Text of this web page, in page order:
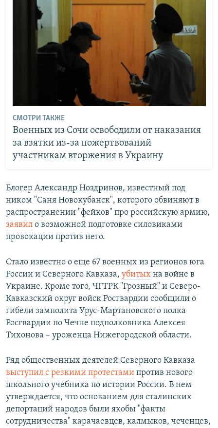
СМОТРИ ТАКЖЕ
Военных из Сочи освободили от наказания
за взятки из-за пожертвований
участникам вторжения в Украину
Блогер Александр Ноздринов, известный под
ником "Саня Новокубанск", которого обвиняют в
распространении "фейков" про российскую армию,
заявил о возможной подготовке силовиками
провокации против него.
Cтало известно о еще 67 военных из регионов юга
России и Северного Кавказа, убитых на войне в
Украине. Кроме того, ЧГТРК "Грозный" и Северо-
Кавказский округ войск Росгвардии сообщили о
гибели замполита Урус-Мартановского полка
Росгвардии по Чечне подполковника Алексея
Тихонова – уроженца Нижегородской области.
Ряд общественных деятелей Северного Кавказа
выступил с резкими протестами против нового
школьного учебника по истории России. В нем
утверждается, что основанием для сталинских
депортаций народов были якобы "факты
сотрудничества" карачаевцев, калмыков, чеченцев,